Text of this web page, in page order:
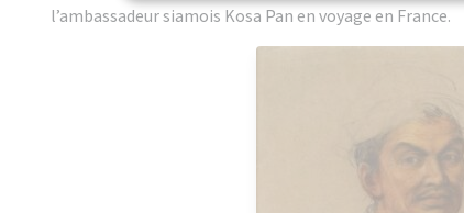
l’ambassadeur siamois Kosa Pan en voyage en France.